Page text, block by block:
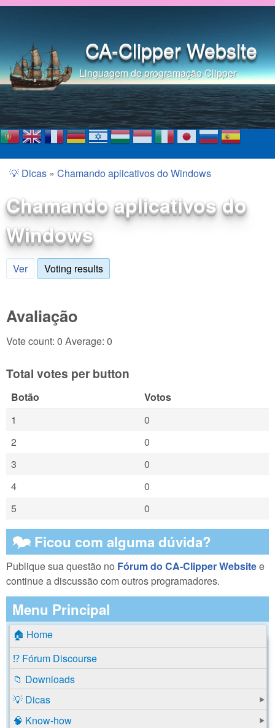
Pular para o conteúdo
CA-Clipper Website
Linguagem de programação Clipper
Você está aqui
💡 Dicas » Chamando aplicativos do Windows
Chamando aplicativos do
Windows
Ver Voting results
Avaliação
Vote count: 0 Average: 0
Total votes per button
Botão
Votos
1
0
2
0
3
0
4
0
5
0
🗫 Ficou com alguma dúvida?
Publique sua questão no Fórum do CA-Clipper Websitee
continue a discussão com outros programadores.
Menu Principal
🏠 Home
⁉️ Fórum Discourse
📁 Downloads
💡 Dicas
🧠 Know-how